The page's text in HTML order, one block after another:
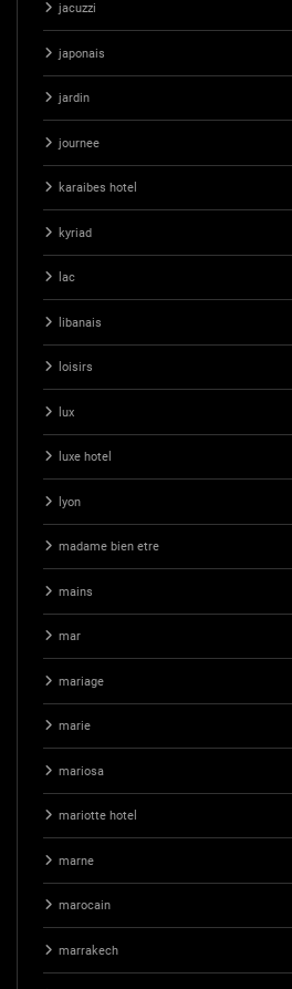
jacuzzi
japonais
jardin
journee
karaibes hotel
kyriad
lac
libanais
loisirs
lux
luxe hotel
lyon
madame bien etre
mains
mar
mariage
marie
mariosa
mariotte hotel
marne
marocain
marrakech